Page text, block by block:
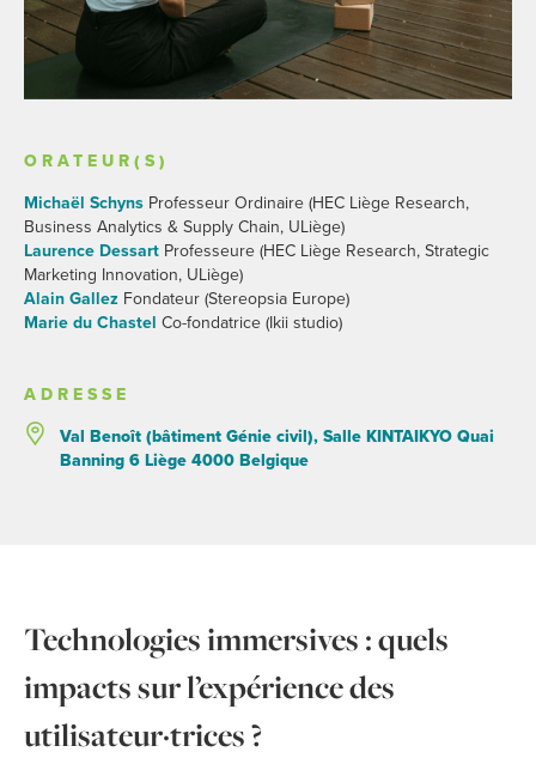
ORATEUR(S)
Michaël Schyns Professeur Ordinaire (HEC Liège Research,
Business Analytics & Supply Chain, ULiège)
Laurence Dessart Professeure (HEC Liège Research, Strategic
Marketing Innovation, ULiège)
Alain Gallez Fondateur (Stereopsia Europe)
Marie du Chastel Co-fondatrice (Ikii studio)
ADRESSE
Val Benoît (bâtiment Génie civil), Salle KINTAIKYO Quai
Banning 6 Liège 4000 Belgique
Technologies immersives : quels
impacts sur l’expérience des
utilisateur·trices ?